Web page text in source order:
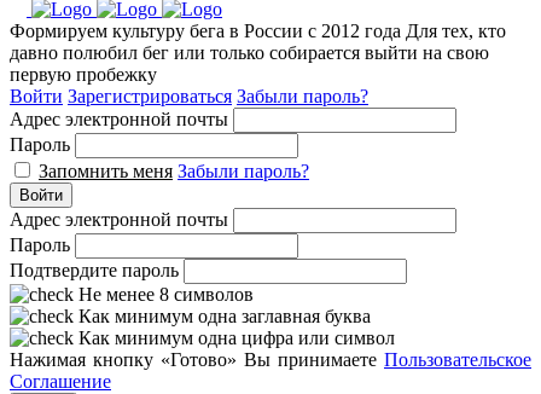
Формируем культуру бега в России с 2012 года Для тех, кто
давно полюбил бег или только собирается выйти на свою
первую пробежку
Войти Зарегистрироваться Забыли пароль?
Адрес электронной почты
Пароль
Запомнить меня Забыли пароль?
Войти
Адрес электронной почты
Пароль
Подтвердите пароль
Не менее 8 символов
Как минимум одна заглавная буква
Как минимум одна цифра или символ
Нажимая кнопку «Готово» Вы принимаете Пользовательское
Соглашение